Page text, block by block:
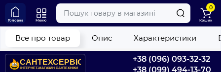
+38 (096) 093-32-32
+38 (099) 494-13-70
Головна Меню
0
Кошик
Все про товар Опис Характеристики